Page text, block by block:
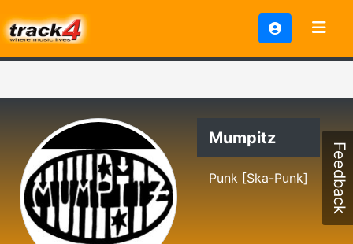
Mumpitz
Punk [Ska-Punk] Feedback